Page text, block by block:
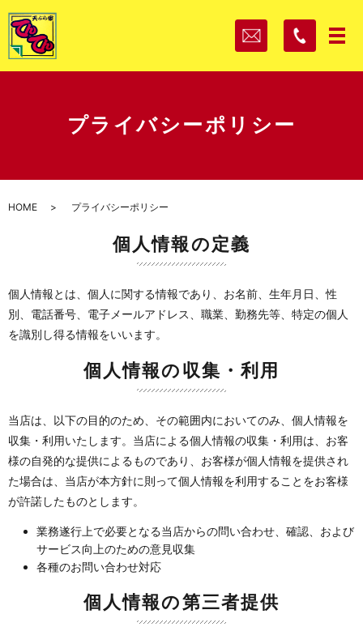
メ
プライバシーポリシー
HOME プライバシーポリシー
個人情報の定義
個人情報とは、個人に関する情報であり、お名前、生年月日、性
別、電話番号、電子メールアドレス、職業、勤務先等、特定の個人
を識別し得る情報をいいます。
個人情報の収集・利用
当店は、以下の目的のため、その範囲内においてのみ、個人情報を
収集・利用いたします。当店による個人情報の収集・利用は、お客
様の自発的な提供によるものであり、お客様が個人情報を提供され
た場合は、当店が本方針に則って個人情報を利用することをお客様
が許諾したものとします。
業務遂行上で必要となる当店からの問い合わせ、確認、および
サービス向上のための意見収集
各種のお問い合わせ対応
個人情報の第三者提供